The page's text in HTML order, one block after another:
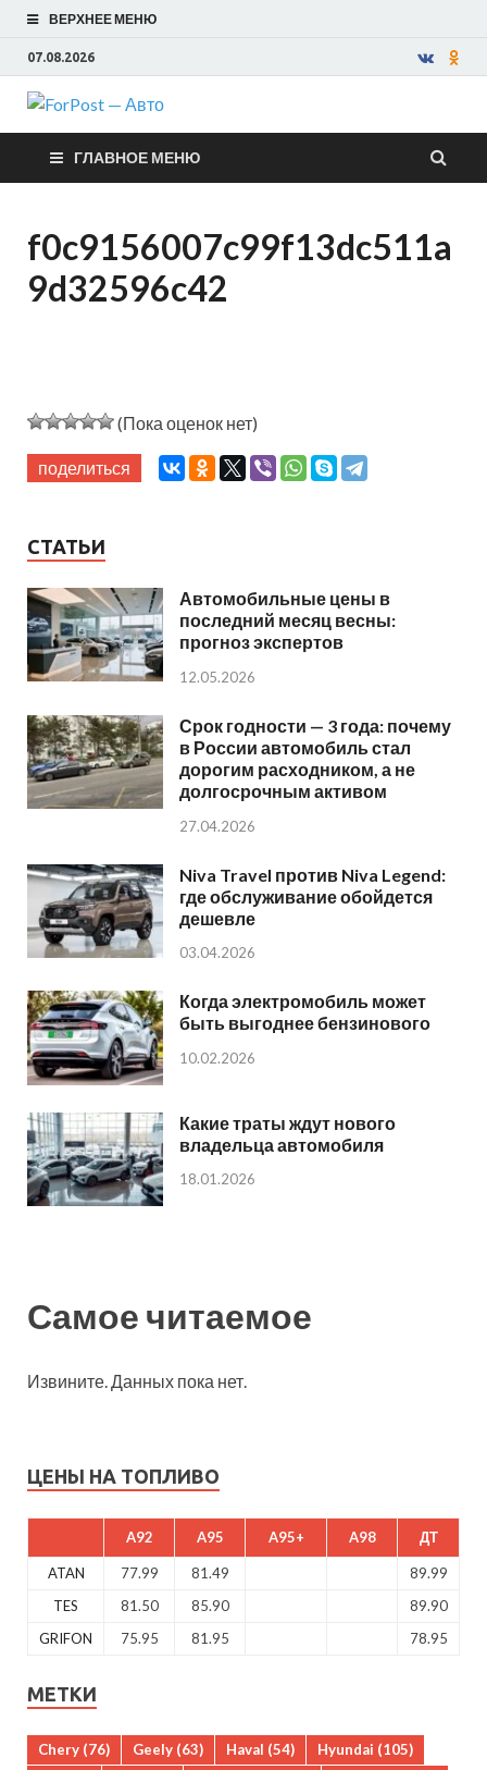
ВЕРХНЕЕ МЕНЮ
07.08.2026
ForPost —
Авто
ГЛАВНОЕ МЕНЮ
f0c9156007c99f13dc511a
9d32596c42
(Пока оценок нет)
поделиться
СТАТЬИ
Автомобильные цены в
последний месяц весны:
прогноз экспертов
12.05.2026
Срок годности — 3 года: почему
в России автомобиль стал
дорогим расходником, а не
долгосрочным активом
27.04.2026
Niva Travel против Niva Legend:
где обслуживание обойдется
дешевле
03.04.2026
Когда электромобиль может
быть выгоднее бензинового
10.02.2026
Какие траты ждут нового
владельца автомобиля
18.01.2026
Самое читаемое
Извините. Данных пока нет.
ЦЕНЫ НА ТОПЛИВО
A92 A95 A95+ A98 ДТ
ATAN 77.99 81.49
89.99
TES
81.50 85.90
89.90
GRIFON
75.95 81.95 78.95
МЕТКИ
Chery (76) Geely (63) Haval (54) Hyundai (105)